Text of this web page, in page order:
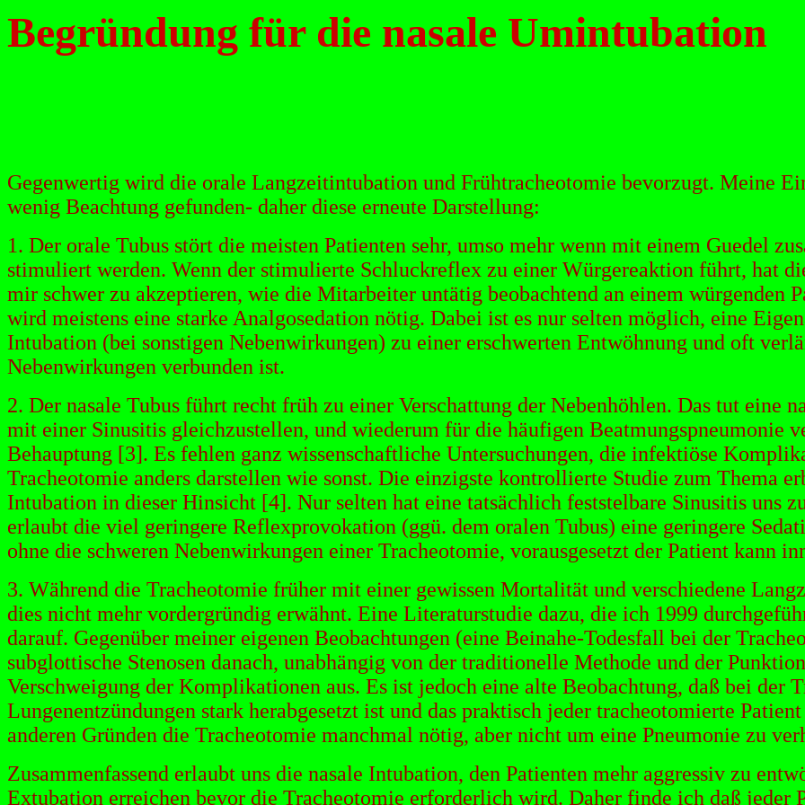
Begründung für die nasale Umintubation
Gegenwertig wird die orale Langzeitintubation und Frühtracheotomie bevorzugt. Meine
wenig Beachtung gefunden- daher diese erneute Darstellung:
1. Der orale Tubus stört die meisten Patienten sehr, umso mehr wenn mit einem Guedel
stimuliert werden. Wenn der stimulierte Schluckreflex zu einer Würgereaktion führt, hat
mir schwer zu akzeptieren, wie die Mitarbeiter untätig beobachtend an einem würgenden
wird meistens eine starke Analgosedation nötig. Dabei ist es nur selten möglich, eine
Intubation (bei sonstigen Nebenwirkungen) zu einer erschwerten Entwöhnung und oft
Nebenwirkungen verbunden ist.
2. Der nasale Tubus führt recht früh zu einer Verschattung der Nebenhöhlen. Das tut eine
mit einer Sinusitis gleichzustellen, und wiederum für die häufigen Beatmungspneumonie
Behauptung [3]. Es fehlen ganz wissenschaftliche Untersuchungen, die infektiöse
Tracheotomie anders darstellen wie sonst. Die einzigste kontrollierte Studie zum Thema
Intubation in dieser Hinsicht [4]. Nur selten hat eine tatsächlich feststelbare Sinusitis uns
erlaubt die viel geringere Reflexprovokation (ggü. dem oralen Tubus) eine geringere
ohne die schweren Nebenwirkungen einer Tracheotomie, vorausgesetzt der Patient kann
3. Während die Tracheotomie früher mit einer gewissen Mortalität und verschiedene
dies nicht mehr vordergründig erwähnt. Eine Literaturstudie dazu, die ich 1999
darauf. Gegenüber meiner eigenen Beobachtungen (eine Beinahe-Todesfall bei der
subglottische Stenosen danach, unabhängig von der traditionelle Methode und der
Verschweigung der Komplikationen aus. Es ist jedoch eine alte Beobachtung, daß bei der
Lungenentzündungen stark herabgesetzt ist und das praktisch jeder tracheotomierte
anderen Gründen die Tracheotomie manchmal nötig, aber nicht um eine Pneumonie zu
Zusammenfassend erlaubt uns die nasale Intubation, den Patienten mehr aggressiv zu
Extubation erreichen bevor die Tracheotomie erforderlich wird. Daher finde ich daß jeder